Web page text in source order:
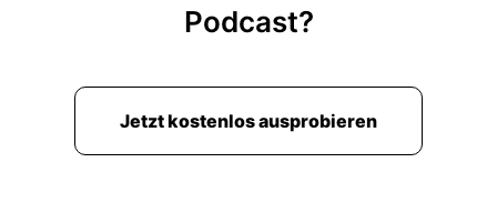
Podcast?
Jetzt kostenlos ausprobieren